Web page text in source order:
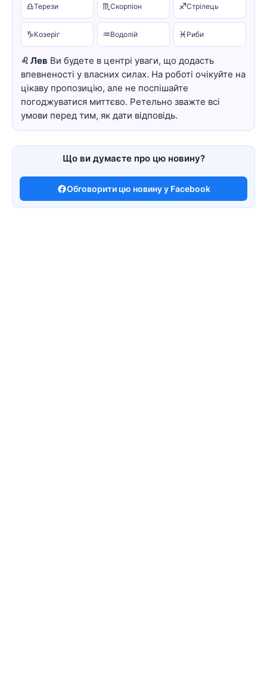
♎Терези ♏Скорпіон ♐Стрілець
♑Козеріг ♒Водолій ♓ Риби
♌ Лев Ви будете в центрі уваги, що додасть
впевненості у власних силах. На роботі очікуйте на
цікаву пропозицію, але не поспішайте
погоджуватися миттєво. Ретельно зважте всі
умови перед тим, як дати відповідь.
Що ви думаєте про цю новину?
Обговорити цю новину у Facebook